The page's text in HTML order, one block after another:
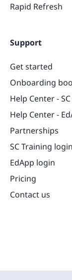
Rapid Refresh
Support
Get started
Onboarding
Help Center -
Help Center -
Partnerships
SC Training login
EdApp login
Pricing
Contact us